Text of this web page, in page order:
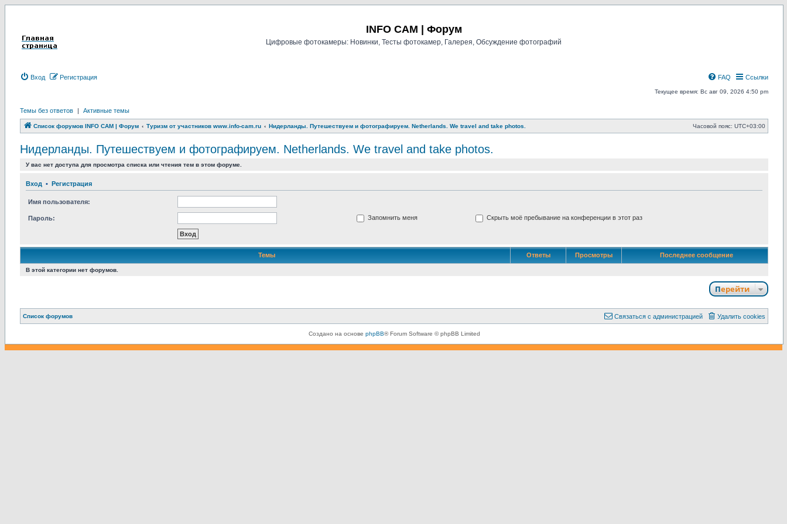
INFO CAM | Форум
Цифровые фотокамеры: Новинки, Тесты фотокамер, Галерея, Обсуждение фотографий
Вход Регистрация Ссылки
FAQ
Текущее время: Вс авг 09, 2026 4:50 pm
Темы без ответов | Активные темы
Список форумов INFO CAM | Форум Туризм от участников www.info-cam.ru Нидерланды. Путешествуем и фотографируем. Netherlands. We travel and take photos. Часовой пояс: UTC+03:00
Нидерланды. Путешествуем и фотографируем. Netherlands. We travel and take photos.
У вас нет доступа для просмотра списка или чтения тем в этом форуме.
Вход • Регистрация
Имя пользователя:
Пароль: Запомнить меня Скрыть моё пребывание на конференции в этот раз
Темы Ответы Просмотры Последнее сообщение
В этой категории нет форумов.
Перейти
Список форумов Удалить cookies
Связаться с
Связаться с администрацией
Создано на основе phpBB® Forum Software © phpBB Limited